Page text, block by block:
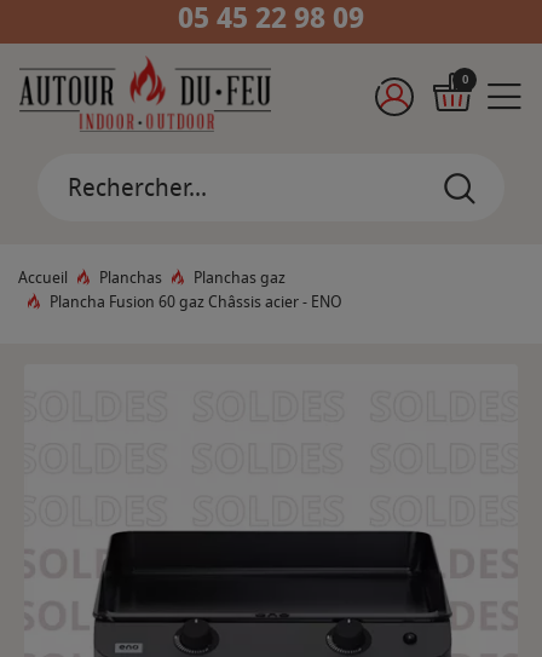
05 45 22 98 09
0
Accueil Planchas
Planchas gaz
Plancha Fusion 60 gaz Châssis acier - ENO